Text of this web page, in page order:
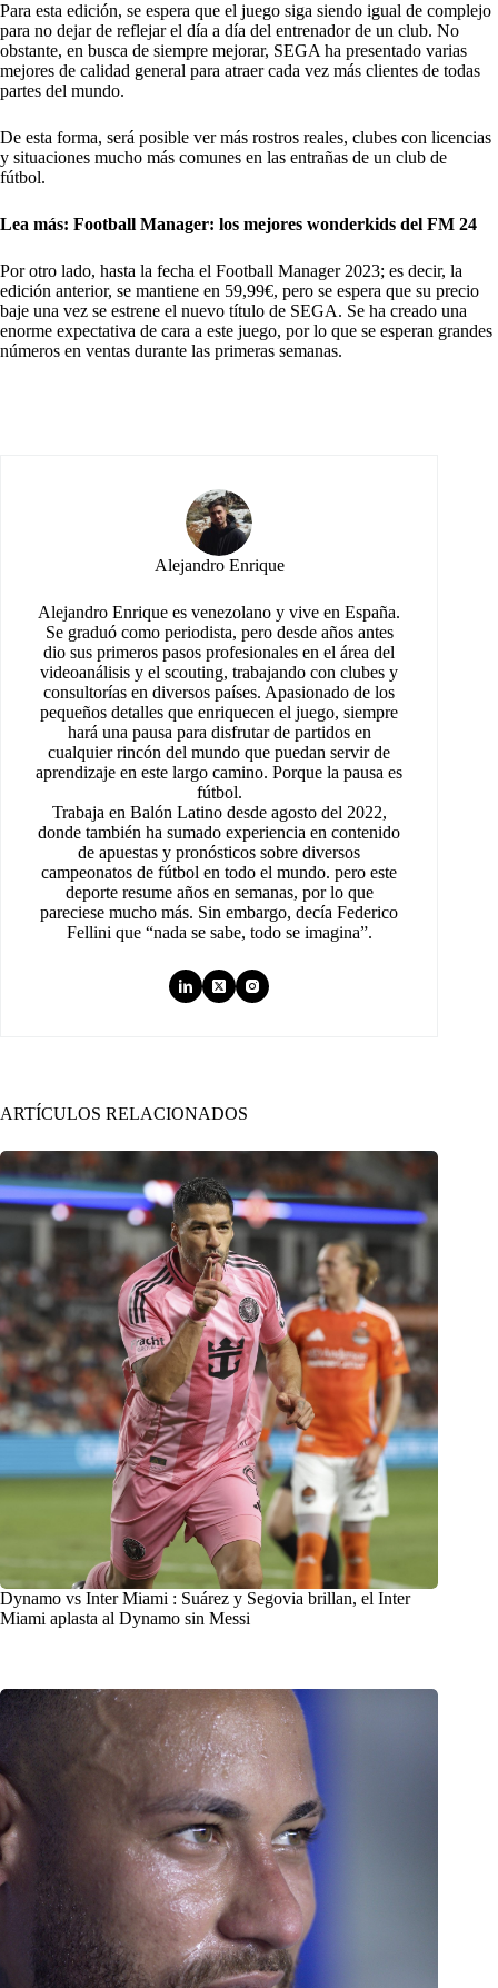
Para esta edición, se espera que el juego siga siendo igual de complejo
para no dejar de reflejar el día a día del entrenador de un club. No
obstante, en busca de siempre mejorar, SEGA ha presentado varias
mejores de calidad general para atraer cada vez más clientes de todas
partes del mundo.
De esta forma, será posible ver más rostros reales, clubes con licencias
y situaciones mucho más comunes en las entrañas de un club de
fútbol.
Lea más: Football Manager: los mejores wonderkids del FM 24
Por otro lado, hasta la fecha el Football Manager 2023; es decir, la
edición anterior, se mantiene en 59,99€, pero se espera que su precio
baje una vez se estrene el nuevo título de SEGA. Se ha creado una
enorme expectativa de cara a este juego, por lo que se esperan grandes
números en ventas durante las primeras semanas.
Alejandro Enrique
Alejandro Enrique es venezolano y vive en España.
Se graduó como periodista, pero desde años antes
dio sus primeros pasos profesionales en el área del
videoanálisis y el scouting, trabajando con clubes y
consultorías en diversos países. Apasionado de los
pequeños detalles que enriquecen el juego, siempre
hará una pausa para disfrutar de partidos en
cualquier rincón del mundo que puedan servir de
aprendizaje en este largo camino. Porque la pausa es
fútbol.
Trabaja en Balón Latino desde agosto del 2022,
donde también ha sumado experiencia en contenido
de apuestas y pronósticos sobre diversos
campeonatos de fútbol en todo el mundo. pero este
deporte resume años en semanas, por lo que
pareciese mucho más. Sin embargo, decía Federico
Fellini que “nada se sabe, todo se imagina”.
ARTÍCULOS RELACIONADOS
Dynamo vs Inter Miami : Suárez y Segovia brillan, el Inter
Miami aplasta al Dynamo sin Messi